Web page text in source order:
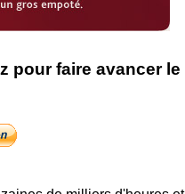
pour faire avancer le